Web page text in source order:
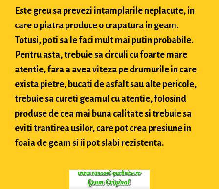
Este greu sa prevezi intamplarile neplacute, in
care o piatra produce o crapatura in geam.
Totusi, poti sa le faci mult mai putin probabile.
Pentru asta, trebuie sa circuli cu foarte mare
atentie, fara a avea viteza pe drumurile in care
exista pietre, bucati de asfalt sau alte pericole,
trebuie sa cureti geamul cu atentie, folosind
produse de cea mai buna calitate si trebuie sa
eviti trantirea usilor, care pot crea presiune in
foaia de geam si ii pot slabi rezistenta.